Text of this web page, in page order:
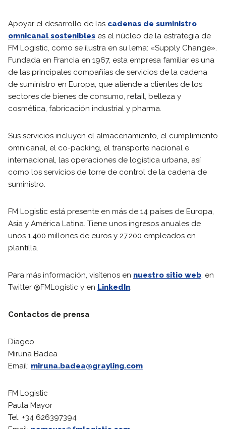
Apoyar el desarrollo de las cadenas de suministro
omnicanal sostenibles es el núcleo de la estrategia de
FM Logistic, como se ilustra en su lema: «Supply Change».
Fundada en Francia en 1967, esta empresa familiar es una
de las principales compañías de servicios de la cadena
de suministro en Europa, que atiende a clientes de los
sectores de bienes de consumo, retail, belleza y
cosmética, fabricación industrial y pharma.
Sus servicios incluyen el almacenamiento, el cumplimiento
omnicanal, el co-packing, el transporte nacional e
internacional, las operaciones de logística urbana, así
como los servicios de torre de control de la cadena de
suministro.
FM Logistic está presente en más de 14 países de Europa,
Asia y América Latina. Tiene unos ingresos anuales de
unos 1.400 millones de euros y 27.200 empleados en
plantilla.
Para más información, visítenos en nuestro sitio web, en
Twitter @FMLogistic y en LinkedIn.
Contactos de prensa
Diageo
Miruna Badea
Email: miruna.badea@grayling.com
FM Logistic
Paula Mayor
Tel. +34 626397394